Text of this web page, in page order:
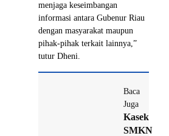
menjaga keseimbangan
informasi antara Gubenur Riau
dengan masyarakat maupun
pihak-pihak terkait lainnya,”
tutur Dheni.
Baca
Juga
Kasek
SMKN